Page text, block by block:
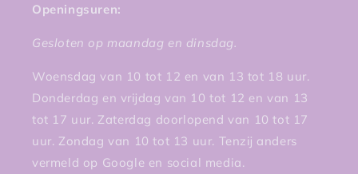
Openingsuren:
Gesloten op maandag en dinsdag.
Woensdag van 10 tot 12 en van 13 tot 18 uur.
Donderdag en vrijdag van 10 tot 12 en van 13
tot 17 uur. Zaterdag doorlopend van 10 tot 17
uur. Zondag van 10 tot 13 uur. Tenzij anders
vermeld op Google en social media.